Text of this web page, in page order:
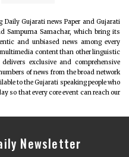
Gujarati news Paper and Gujarati
Sampurna Samachar, which bring its
and unbiased news among every
content than other linguistic
exclusive and comprehensive
of news from the broad network
to the Gujarati speaking people who
so that every core event can reach our
Newsletter